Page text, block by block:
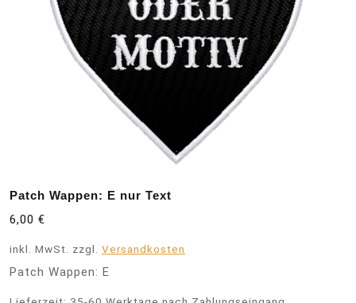
Patch Wappen: E nur Text
6,00 €
inkl. MwSt. zzgl. Versandkosten
Patch Wappen: E